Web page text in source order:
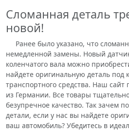
Сломанная деталь
новой!
Ранее было указано, что
немедленной замены. Новый
коленчатого вала можно
найдете оригинальную деталь под
транспортного средства. Наш сайт
из Германии. Все товары
безупречное качество. Так зачем
детали, если у нас вы найдете
ваш автомобиль? Убедитесь в